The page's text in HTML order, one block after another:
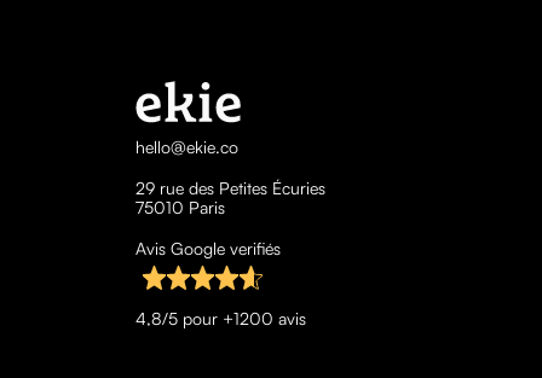
hello@ekie.co
29 rue des Petites Écuries
75010 Paris
Avis Google verifiés
4,8/5 pour +1200 avis